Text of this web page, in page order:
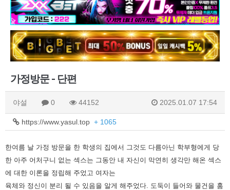
가정방문 - 단편
야설 0 44152 2025.01.07 17:54
https://www.yasul.top + 1065
한여름 날 가정 방문을 한 학생의 집에서 그것도 다름아닌 학부형에게 당
한 아주 어처구니 없는 섹스는 그동안 내 자신이 막연히 생각만 해온 섹스
에 대한 이론을 정립해 주었고 여자는
육체와 정신이 분리 될 수 있음을 알게 해주었다.
도둑이 들어와 물건을 훔